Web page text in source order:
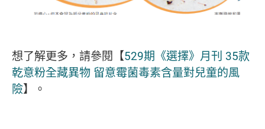
想了解更多，請參閱【529期《選擇》月刊 35款
乾意粉全藏異物 留意霉菌毒素含量對兒童的風
險】。